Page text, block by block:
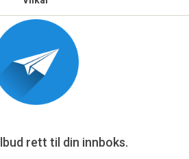
rett til din innboks.